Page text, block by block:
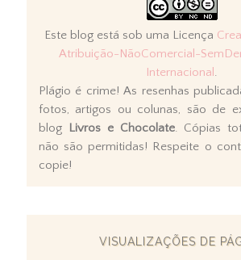
Este blog está sob uma Licença
Atribuição-NãoComercial-
Internacional .
Plágio é crime! As resenhas
fotos, artigos ou colunas, são de
blog Livros e Chocolate. Cópias
não são permitidas! Respeite o
copie!
VISUALIZAÇÕES DE